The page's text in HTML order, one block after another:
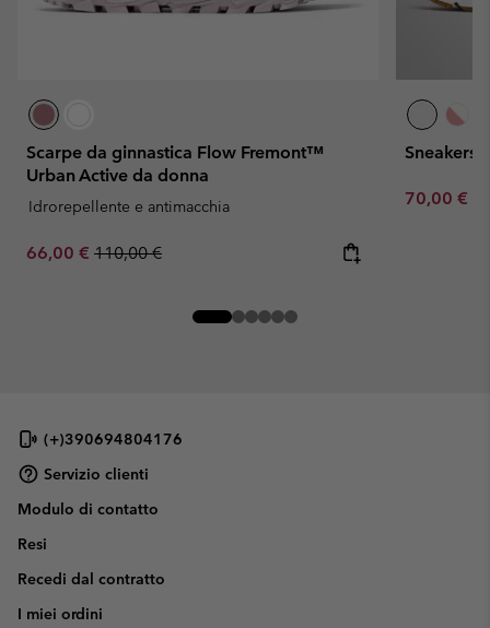
Scarpe da ginnastica Flow Fremont™
Urban Active da donna
Idrorepellente e antimacchia
Sale price:
66,00 € Regular price:
110,00 €
Sneakers
Minimum
70,00 €
(+)390694804176
Servizio clienti
Modulo di contatto
Resi
Recedi dal contratto
I miei ordini